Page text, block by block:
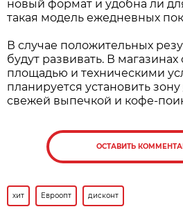
Цены жесткого
всех покупателей
Низкие цены в «Хит! Дисконт»
для всех покупателей. Не